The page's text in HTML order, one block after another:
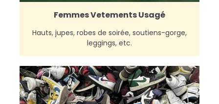
Femmes Vetements Usagé
Hauts, jupes, robes de soirée, soutiens-gorge,
leggings, etc.